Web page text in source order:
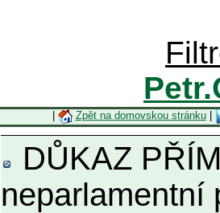
Zpět na domovskou stránku|
DŮKAZ
neparlamentní